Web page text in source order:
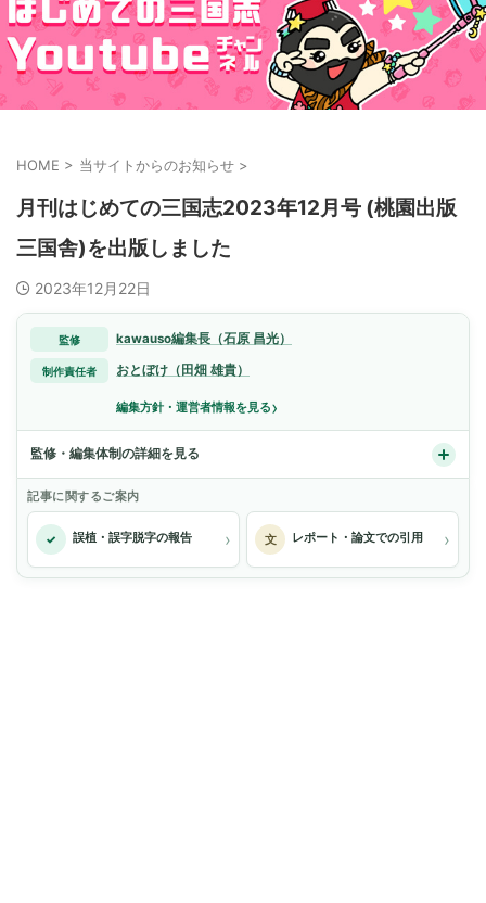
HOME > 当サイトからのお知らせ >
月刊はじめての三国志2023年12月号 (桃園出版
三国舎)を出版しました
2023年12月22日
監修 kawauso編集長（石原 昌光）
制作責任者 おとぼけ（田畑 雄貴）
編集方針・運営者情報を見る›
監修・編集体制の詳細を見る
記事に関するご案内
✓ 誤植・誤字脱字の報告 › 文 レポート・論文での引用 ›